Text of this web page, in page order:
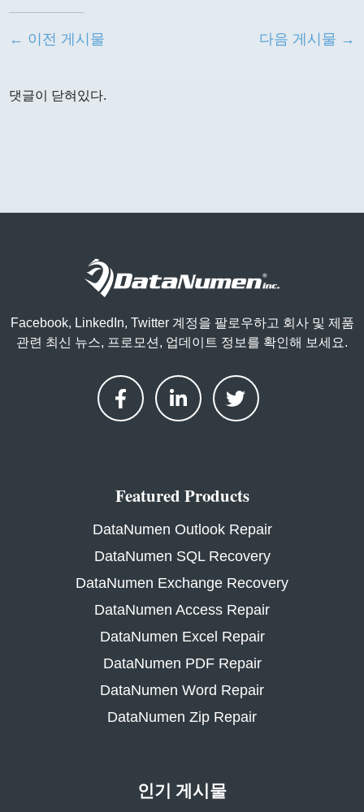
← 이전 게시물 다음 게시물 →
댓글이 닫혀있다.
Facebook, LinkedIn, Twitter 계정을 팔로우하고 회사 및 제품
관련 최신 뉴스, 프로모션, 업데이트 정보를 확인해 보세요.
Featured Products
DataNumen Outlook Repair
DataNumen SQL Recovery
DataNumen Exchange Recovery
DataNumen Access Repair
DataNumen Excel Repair
DataNumen PDF Repair
DataNumen Word Repair
DataNumen Zip Repair
인기 게시물